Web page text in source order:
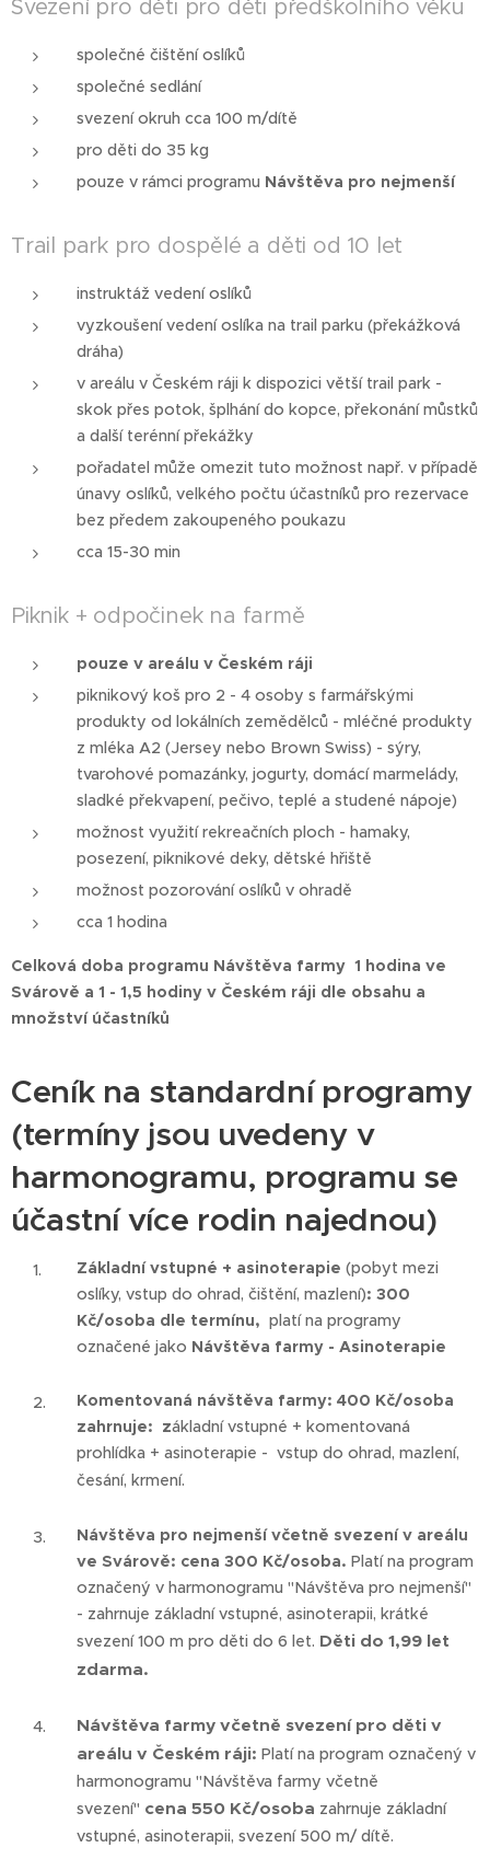
Svezení pro děti pro děti předškolního věku
společné čištění oslíků
společné sedlání
svezení okruh cca 100 m/dítě
pro děti do 35 kg
pouze v rámci programu Návštěva pro nejmenší
Trail park pro dospělé a děti od 10 let
instruktáž vedení oslíků
vyzkoušení vedení oslíka na trail parku (překážková
dráha)
v areálu v Českém ráji k dispozici větší trail park -
skok přes potok, šplhání do kopce, překonání můstků
a další terénní překážky
pořadatel může omezit tuto možnost např. v případě
únavy oslíků, velkého počtu účastníků pro rezervace
bez předem zakoupeného poukazu
cca 15-30 min
Piknik + odpočinek na farmě
pouze v areálu v Českém ráji
piknikový koš pro 2 - 4 osoby s farmářskými
produkty od lokálních zemědělců - mléčné produkty
z mléka A2 (Jersey nebo Brown Swiss) - sýry,
tvarohové pomazánky, jogurty, domácí marmelády,
sladké překvapení, pečivo, teplé a studené nápoje)
možnost využití rekreačních ploch - hamaky,
posezení, piknikové deky, dětské hřiště
možnost pozorování oslíků v ohradě
cca 1 hodina
Celková doba programu Návštěva farmy 1 hodina ve
Svárově a 1 - 1,5 hodiny v Českém ráji dle obsahu a
množství účastníků
Ceník na standardní programy
(termíny jsou uvedeny v
harmonogramu, programu se
účastní více rodin najednou)
Základní vstupné + asinoterapie (pobyt mezi
oslíky, vstup do ohrad, čištění, mazlení): 300
Kč/osoba dle termínu, platí na programy
označené jako Návštěva farmy - Asinoterapie
Komentovaná návštěva farmy: 400 Kč/osoba
zahrnuje: základní vstupné + komentovaná
prohlídka + asinoterapie - vstup do ohrad, mazlení,
česání, krmení.
Návštěva pro nejmenší včetně svezení v areálu
ve Svárově: cena 300 Kč/osoba. Platí na program
označený v harmonogramu "Návštěva pro nejmenší"
- zahrnuje základní vstupné, asinoterapii, krátké
svezení 100 m pro děti do 6 let. Děti do 1,99 let
zdarma.
Návštěva farmy včetně svezení pro děti v
areálu v Českém ráji: Platí na program označený v
harmonogramu "Návštěva farmy včetně
svezení" cena 550 Kč/osoba zahrnuje základní
vstupné, asinoterapii, svezení 500 m/ dítě.